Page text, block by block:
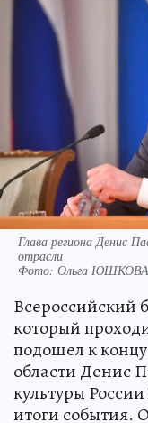
Глава региона Денис
отрасли
Фото: Ольга
Всероссийский
который
подошел к
области Денис
культуры
итоги события.